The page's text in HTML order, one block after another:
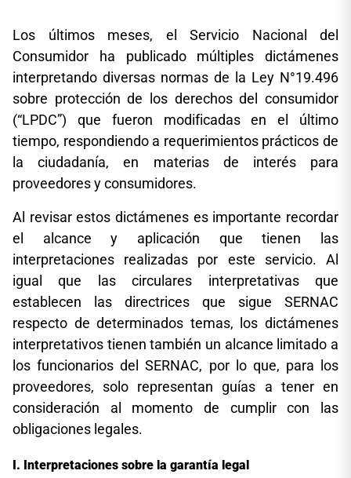
Los últimos meses, el Servicio Nacional del
Consumidor ha publicado múltiples dictámenes
interpretando diversas normas de la Ley N°19.496
sobre protección de los derechos del consumidor
(“LPDC”) que fueron modificadas en el último
tiempo, respondiendo a requerimientos prácticos de
la ciudadanía, en materias de interés para
proveedores y consumidores.
Al revisar estos dictámenes es importante recordar
el alcance y aplicación que tienen las
interpretaciones realizadas por este servicio. Al
igual que las circulares interpretativas que
establecen las directrices que sigue SERNAC
respecto de determinados temas, los dictámenes
interpretativos tienen también un alcance limitado a
los funcionarios del SERNAC, por lo que, para los
proveedores, solo representan guías a tener en
consideración al momento de cumplir con las
obligaciones legales.
Interpretaciones sobre la garantía legal